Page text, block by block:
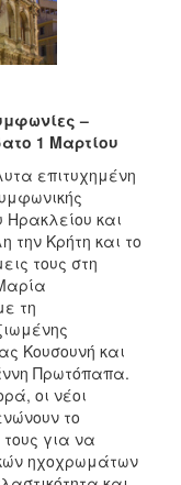
–
1 Μαρτίου
επιτυχημένη
και
την Κρήτη και το
τους στη
τη
Κουσουνή και
Πρωτόπαπα.
οι νέοι
το
για να
ηχοχρωμάτων